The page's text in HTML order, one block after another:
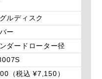
ルディスク
ー
ダードローター径
（税込 ¥7,150）